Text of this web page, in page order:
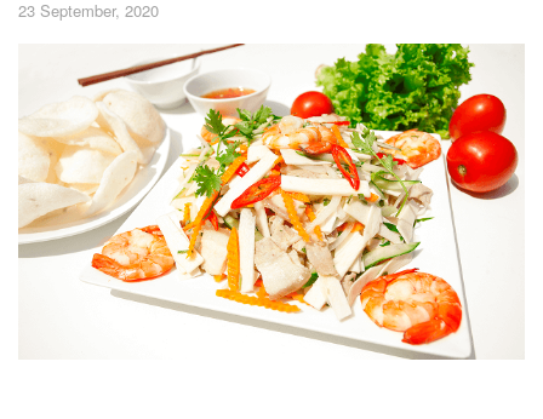
23 September, 2020